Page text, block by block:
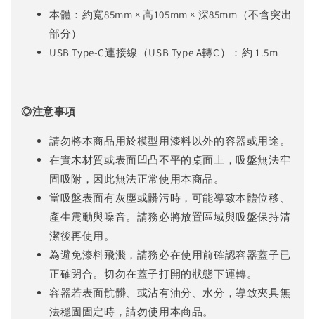
本體：約寬85mm × 高105mm × 深85mm（不含突出
部分）
USB Type-C連接線（USB Type A轉C）：約 1.5m
◎注意事項
請勿將本商品用於模型用漆料以外的容器或用途。
在實木材質或表面凹凸不平的桌面上，吸盤無法牢
固吸附，因此無法正常使用本商品。
當吸盤表面有灰塵或髒污時，可能導致本體位移、
產生震動與噪音。請務必將放置區域與吸盤保持清
潔後再使用。
為避免漆料飛濺，請務必在使用前確認容器蓋子已
正確閉合。切勿在蓋子打開的狀態下運轉。
容器若表面骯髒、或沾有油分、水分，導致夾具無
法穩固固定時，請勿使用本商品。